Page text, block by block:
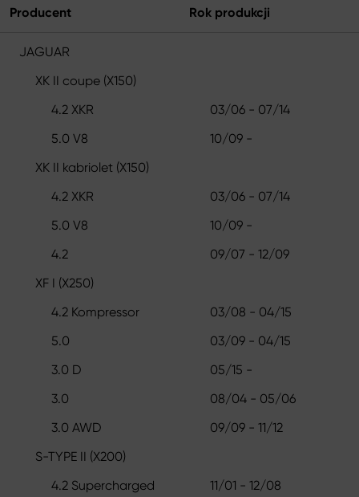
Producent Rok produkcji
JAGUAR
XK II coupe (X150)
4.2 XKR
03/06 - 07/14
5.0 V8
10/09 -
XK II kabriolet (X150)
4.2 XKR
03/06 - 07/14
5.0 V8
10/09 -
4.2
09/07 - 12/09
XF I (X250)
4.2 Kompressor
03/08 - 04/15
5.0
03/09 - 04/15
3.0 D
05/15 -
3.0
08/04 - 05/06
3.0 AWD
09/09 - 11/12
S-TYPE II (X200)
4.2 Supercharged
11/01 - 12/08